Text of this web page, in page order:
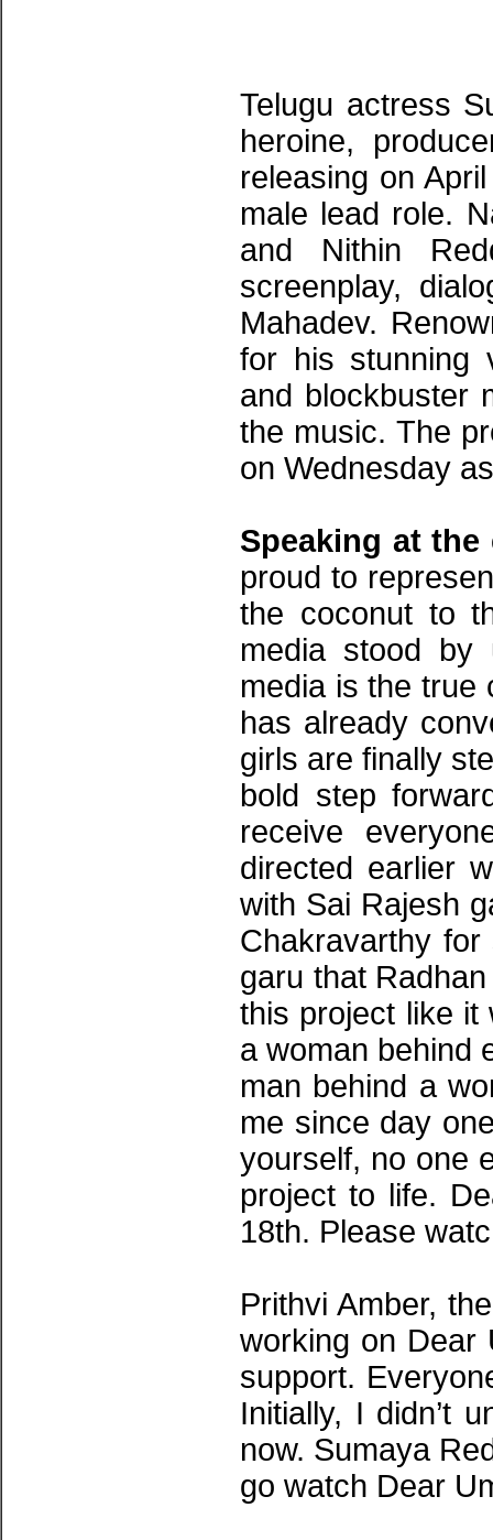
Telugu actress
heroine,
releasing on
male lead role.
and Nithin
screenplay,
Mahadev.
for his stunning
and blockbuster
the music. The
on Wednesday
Speaking at the
proud to
the coconut to
media stood
media is the true
has already
girls are finally
bold step
receive
directed earlier
with Sai Rajesh
Chakravarthy for
garu that
this project like it
a woman behind
man behind a
me since day
yourself, no one
project to life.
18th. Please
Prithvi Amber,
working on Dear
support.
Initially, I didn’t
now. Sumaya
go watch Dear